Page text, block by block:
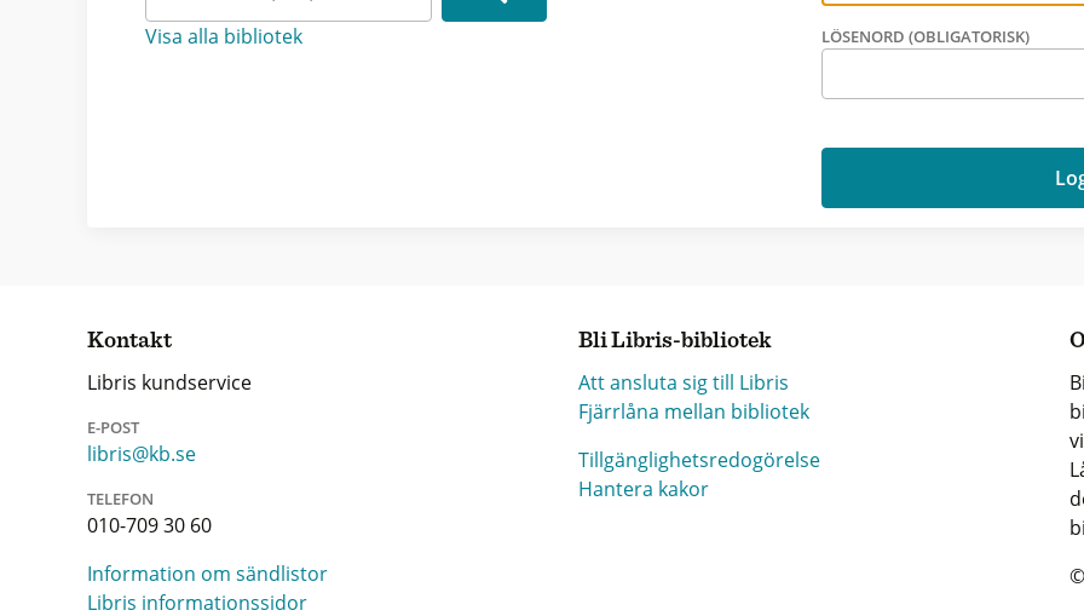
Visa alla bibliotek LÖSENORD (OBLIGATORISK)
Kontakt
Libris kundservice
E-POST
libris@kb.se
TELEFON
010-709 30 60
Information om sändlistor
Libris informationssidor
Bli Libris-bibliotek
Att ansluta sig till Libris
Fjärrlåna mellan bibliotek
Tillgänglighetsredogörelse
Hantera kakor